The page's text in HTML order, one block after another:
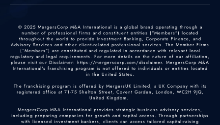
© 2025 MergersCorp M&A International is a global brand operating through a
number of professional firms and constituent entities (“Members”) located
throughout the world to provide Investment Banking, Corporate Finance, and
Advisory Services and other client-related professional services. The Member Firms
(“Members”) are constituted and regulated in accordance with relevant local
regulatory and legal requirements. For more details on the nature of our affiliation,
please visit our Disclaimer: https://mergerscorp.com/disclaimer. MergersCorp M&A
International's franchising program is not offered to individuals or entities located
in the United States.
The franchising program is offered by MergersUK Limited, a UK Company with its
registered office at 71-75 Shelton Street, Covent Garden, London, WC2H 9JQ,
United Kingdom.
MergersCorp M&A International provides strategic business advisory services,
including preparing companies for growth and capital access. Through partnerships
with licensed investment bankers, clients can access tailored capital-raising